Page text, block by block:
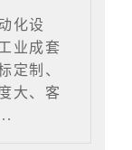
化设
业成套
定制、
大、客